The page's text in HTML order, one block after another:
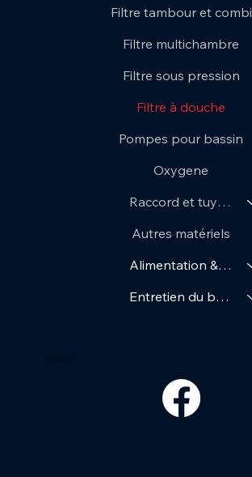
Suivez-nous
Filtre tambour et combi
Filtre multichambre
Filtre sous pression
Filtre à douche
Pompes pour bassin
Oxygene
Raccord et tuyaux
Autres matériels
Alimentation & Soin
Entretien du bassin